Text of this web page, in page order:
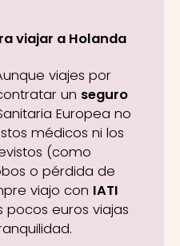
viajar a Holanda
viajes por
un seguro
Europea no
médicos ni los
(como
o pérdida de
viajo con IATI
pocos euros viajas